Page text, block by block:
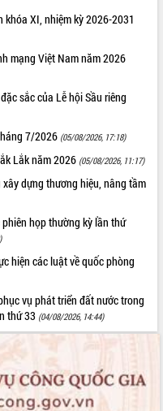
XI, nhiệm kỳ 2026-2031
mạng Việt Nam năm 2026
sắc của Lễ hội Sầu riêng
7/2026 (05/08/2026, 17:18)
Lắk năm 2026 (05/08/2026, 11:17)
dựng thương hiệu, nâng tầm
họp thường kỳ lần thứ
hiện các luật về quốc phòng
vụ phát triển đất nước trong
thứ 33 (04/08/2026, 14:44)